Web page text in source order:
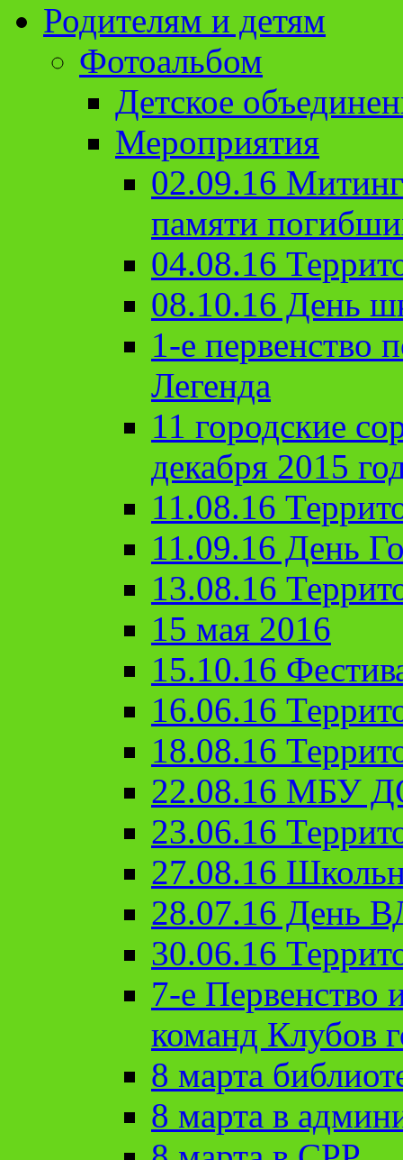
Родителям и детям
Фотоальбом
Детское
Мероприятия
02.09.16
памяти
04.08.16
08.10.16 День
1-е первенство
Легенда
11 городские
декабря 2015
11.08.16
11.09.16 День
13.08.16
15 мая 2016
15.10.16
16.06.16
18.08.16
22.08.16 МБУ
23.06.16
27.08.16
28.07.16 День
30.06.16
7-е Первенство
команд Клубов
8 марта
8 марта в